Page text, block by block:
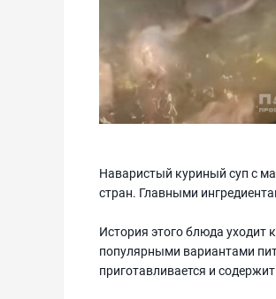
Наваристый куриный суп с
стран. Главными
История этого блюда
популярными вариантами
приготавливается и